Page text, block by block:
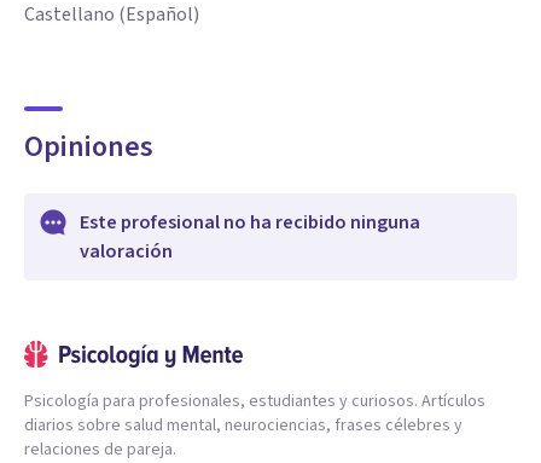
Castellano (Español)
Opiniones
Este profesional no ha recibido ninguna
valoración
Psicología para profesionales, estudiantes y curiosos. Artículos
diarios sobre salud mental, neurociencias, frases célebres y
relaciones de pareja.